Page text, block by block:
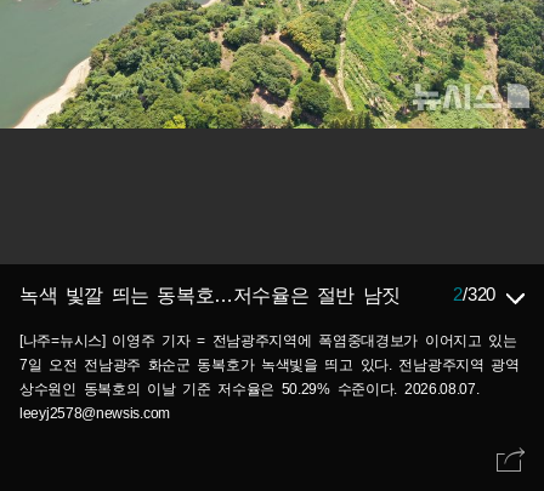
녹색 빛깔 띄는 동복호…저수율은 절반 남짓 2/320
[나주=뉴시스] 이영주 기자 = 전남광주지역에 폭염중대경보가 이어지고 있는
7일 오전 전남광주 화순군 동복호가 녹색빛을 띄고 있다. 전남광주지역 광역
상수원인 동복호의 이날 기준 저수율은 50.29% 수준이다. 2026.08.07.
leeyj2578@newsis.com